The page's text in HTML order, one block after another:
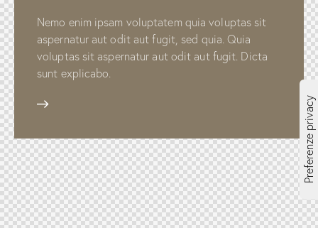
Nemo enim ipsam voluptatem quia voluptas sit
aspernatur aut odit aut fugit, sed quia. Quia
voluptas sit aspernatur aut odit aut fugit. Dicta
sunt explicabo.